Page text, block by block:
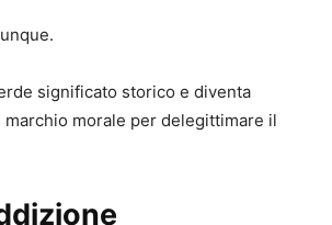
significato storico e diventa
morale per delegittimare il